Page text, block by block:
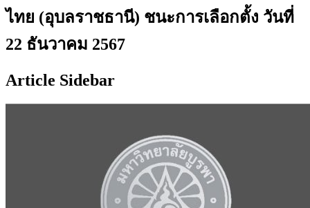
ไทย (อุบลราชธานี) ชนะการเลือกตั้ง วันที่
22 ธันวาคม 2567
Article Sidebar